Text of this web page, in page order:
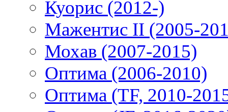
Куорис (2012-)
Мажентис II (2005-
Мохав (2007-2015)
Оптима (2006-2010)
Оптима (TF, 2010-